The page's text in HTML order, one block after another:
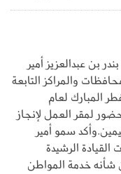
بن عبدالعزيز أمير
والمراكز التابعة
المبارك لعام
لمقر العمل لإنجاز
سمو أمير
الرشيدة
شأنه خدمة المواطن